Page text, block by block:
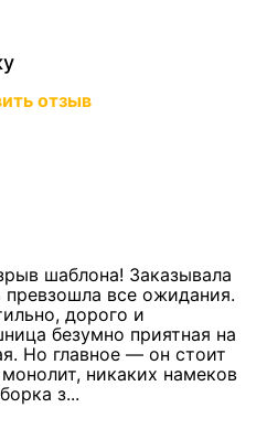
отзыв
шаблона! Заказывала
превзошла все ожидания.
дорого и
безумно приятная на
Но главное — он стоит
никаких намеков
з...